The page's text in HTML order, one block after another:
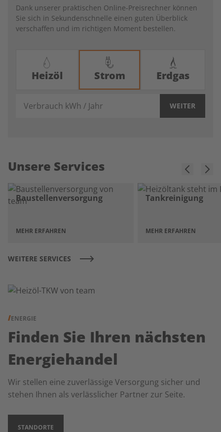
Dank unserer praktischen Online-Preisrechner können
Sie sich in Sekundenschnelle einen guten Überblick
verschaffen und im richtigen Moment bestellen.
Heizöl Strom Erdgas
WEITER
Unsere Services
Baustellenversorgung
MEHR ERFAHREN
Tankreinigung
MEHR ERFAHREN
WEITERE SERVICES
ENERGIE
Finden Sie Ihren nächsten
Energiehandel
Wir stellen eine zuverlässige Versorgung sicher und
stehen Ihnen als verlässlicher Partner zur Seite.
STANDORTE